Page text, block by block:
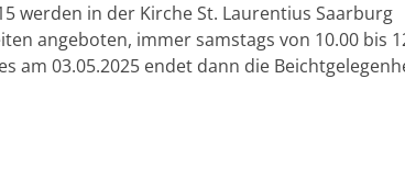
werden in der Kirche St. Laurentius Saarburg
angeboten, immer samstags von 10.00 bis
am 03.05.2025 endet dann die